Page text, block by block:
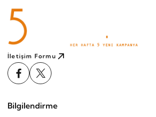
İletişim Formu
Bilgilendirme